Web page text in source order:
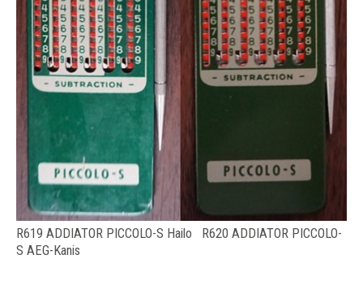
R619 ADDIATOR PICCOLO-S Hailo R620 ADDIATOR PICCOLO-
S AEG-Kanis